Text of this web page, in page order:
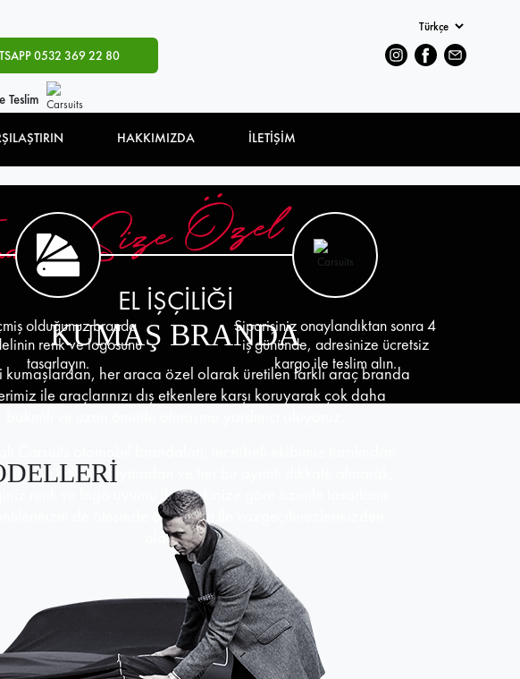
0532 369 22 80
Teslim
HAKKIMIZDA İLETİŞİM
EL İŞÇİLİĞİ
KUMAŞ BRANDA
kumaşlardan, her araca özel olarak üretilen farklı araç branda
ile araçlarınızı dış etkenlere karşı koruyarak çok daha
ihtiyaç duymadan ve her bir ayrıntı dikkate alınarak,
renk ve logo uyumu ile zevkinize göre özenle tasarlanır.
de ötesinde özellikleri ile vazgeçilmezlerinizden
olacaktır!
olduğunuz branda
renk ve logosunu
tasarlayın.
Siparişiniz onaylandıktan sonra 4
iş gününde, adresinize ücretsiz
kargo ile teslim alın.